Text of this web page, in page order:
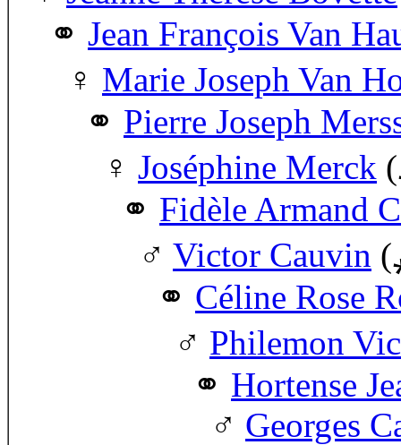
Jean François Van
Marie Joseph Van
Pierre Joseph
Joséphine Merck
Fidèle Armand
Victor Cauvin
Céline Rose
Philemon
Hortense
Georges